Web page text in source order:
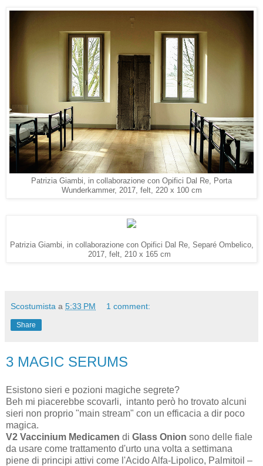
Patrizia Giambi, in collaborazione con Opifici Dal Re, Porta
Wunderkammer, 2017, felt, 220 x 100 cm
Patrizia Giambi, in collaborazione con Opifici Dal Re, Separé Ombelico,
2017, felt, 210 x 165 cm
Scostumista a 5:33 PM 1 comment:
Share
3 MAGIC SERUMS
Esistono sieri e pozioni magiche segrete?
Beh mi piacerebbe scovarli, intanto però ho trovato alcuni
sieri non proprio "main stream" con un efficacia a dir poco
magica.
V2 Vaccinium Medicamen di Glass Onion sono delle fiale
da usare come trattamento d'urto una volta a settimana
piene di principi attivi come l'Acido Alfa-Lipolico, Palmitoil –